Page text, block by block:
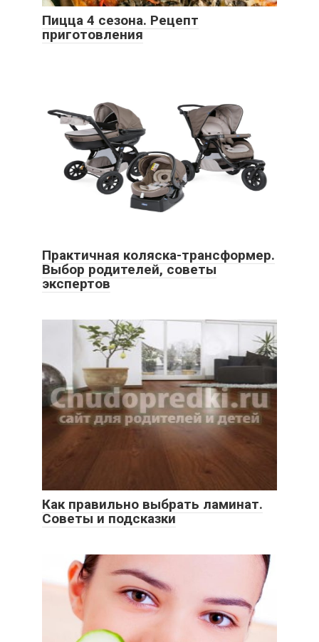
Пицца 4 сезона. Рецепт
приготовления
Практичная коляска-трансформер.
Выбор родителей, советы
экспертов
Как правильно выбрать ламинат.
Советы и подсказки